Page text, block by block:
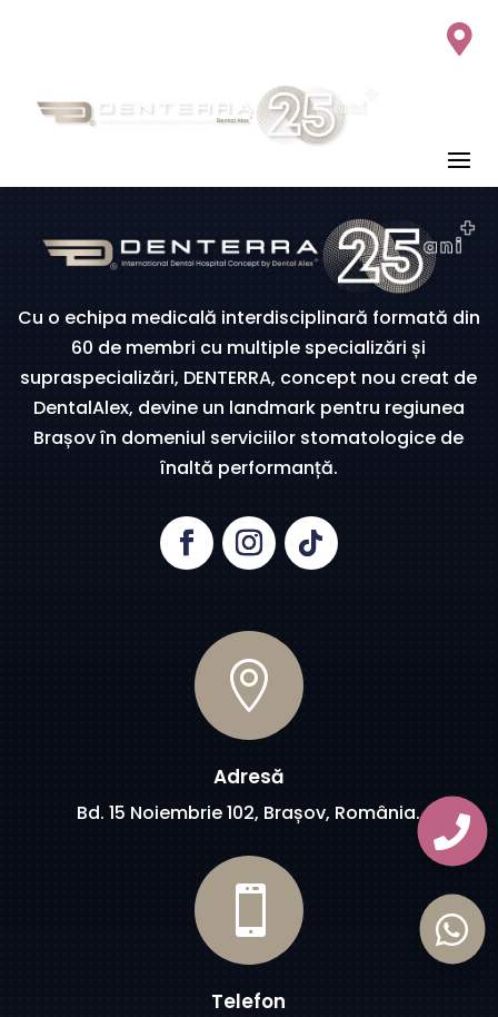



Cu o echipa medicală interdisciplinară formată din
60 de membri cu multiple specializări și
supraspecializări, DENTERRA, concept nou creat de
DentalAlex, devine un landmark pentru regiunea
Brașov în domeniul serviciilor stomatologice de
înaltă performanță.

Adresă
Bd. 15 Noiembrie 102, Brașov, România.

Telefon